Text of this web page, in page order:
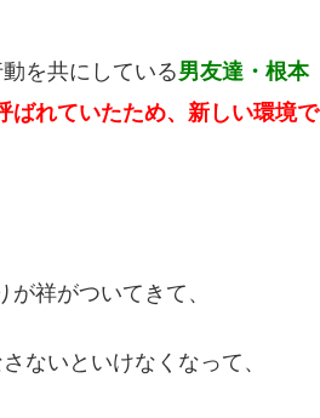
を共にしている男友達・根本
ばれていたため、新しい環境で
祥がついてきて、
ないといけなくなって、